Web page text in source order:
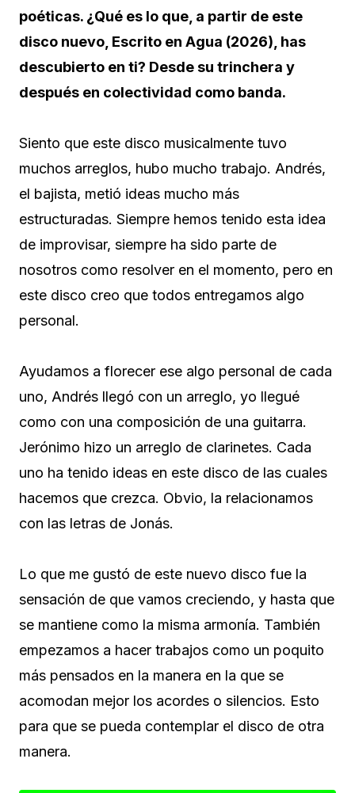
poéticas. ¿Qué es lo que, a partir de este
disco nuevo, Escrito en Agua (2026), has
descubierto en ti? Desde su trinchera y
después en colectividad como banda.
Siento que este disco musicalmente tuvo
muchos arreglos, hubo mucho trabajo. Andrés,
el bajista, metió ideas mucho más
estructuradas. Siempre hemos tenido esta idea
de improvisar, siempre ha sido parte de
nosotros como resolver en el momento, pero en
este disco creo que todos entregamos algo
personal.
Ayudamos a florecer ese algo personal de cada
uno, Andrés llegó con un arreglo, yo llegué
como con una composición de una guitarra.
Jerónimo hizo un arreglo de clarinetes. Cada
uno ha tenido ideas en este disco de las cuales
hacemos que crezca. Obvio, la relacionamos
con las letras de Jonás.
Lo que me gustó de este nuevo disco fue la
sensación de que vamos creciendo, y hasta que
se mantiene como la misma armonía. También
empezamos a hacer trabajos como un poquito
más pensados en la manera en la que se
acomodan mejor los acordes o silencios. Esto
para que se pueda contemplar el disco de otra
manera.